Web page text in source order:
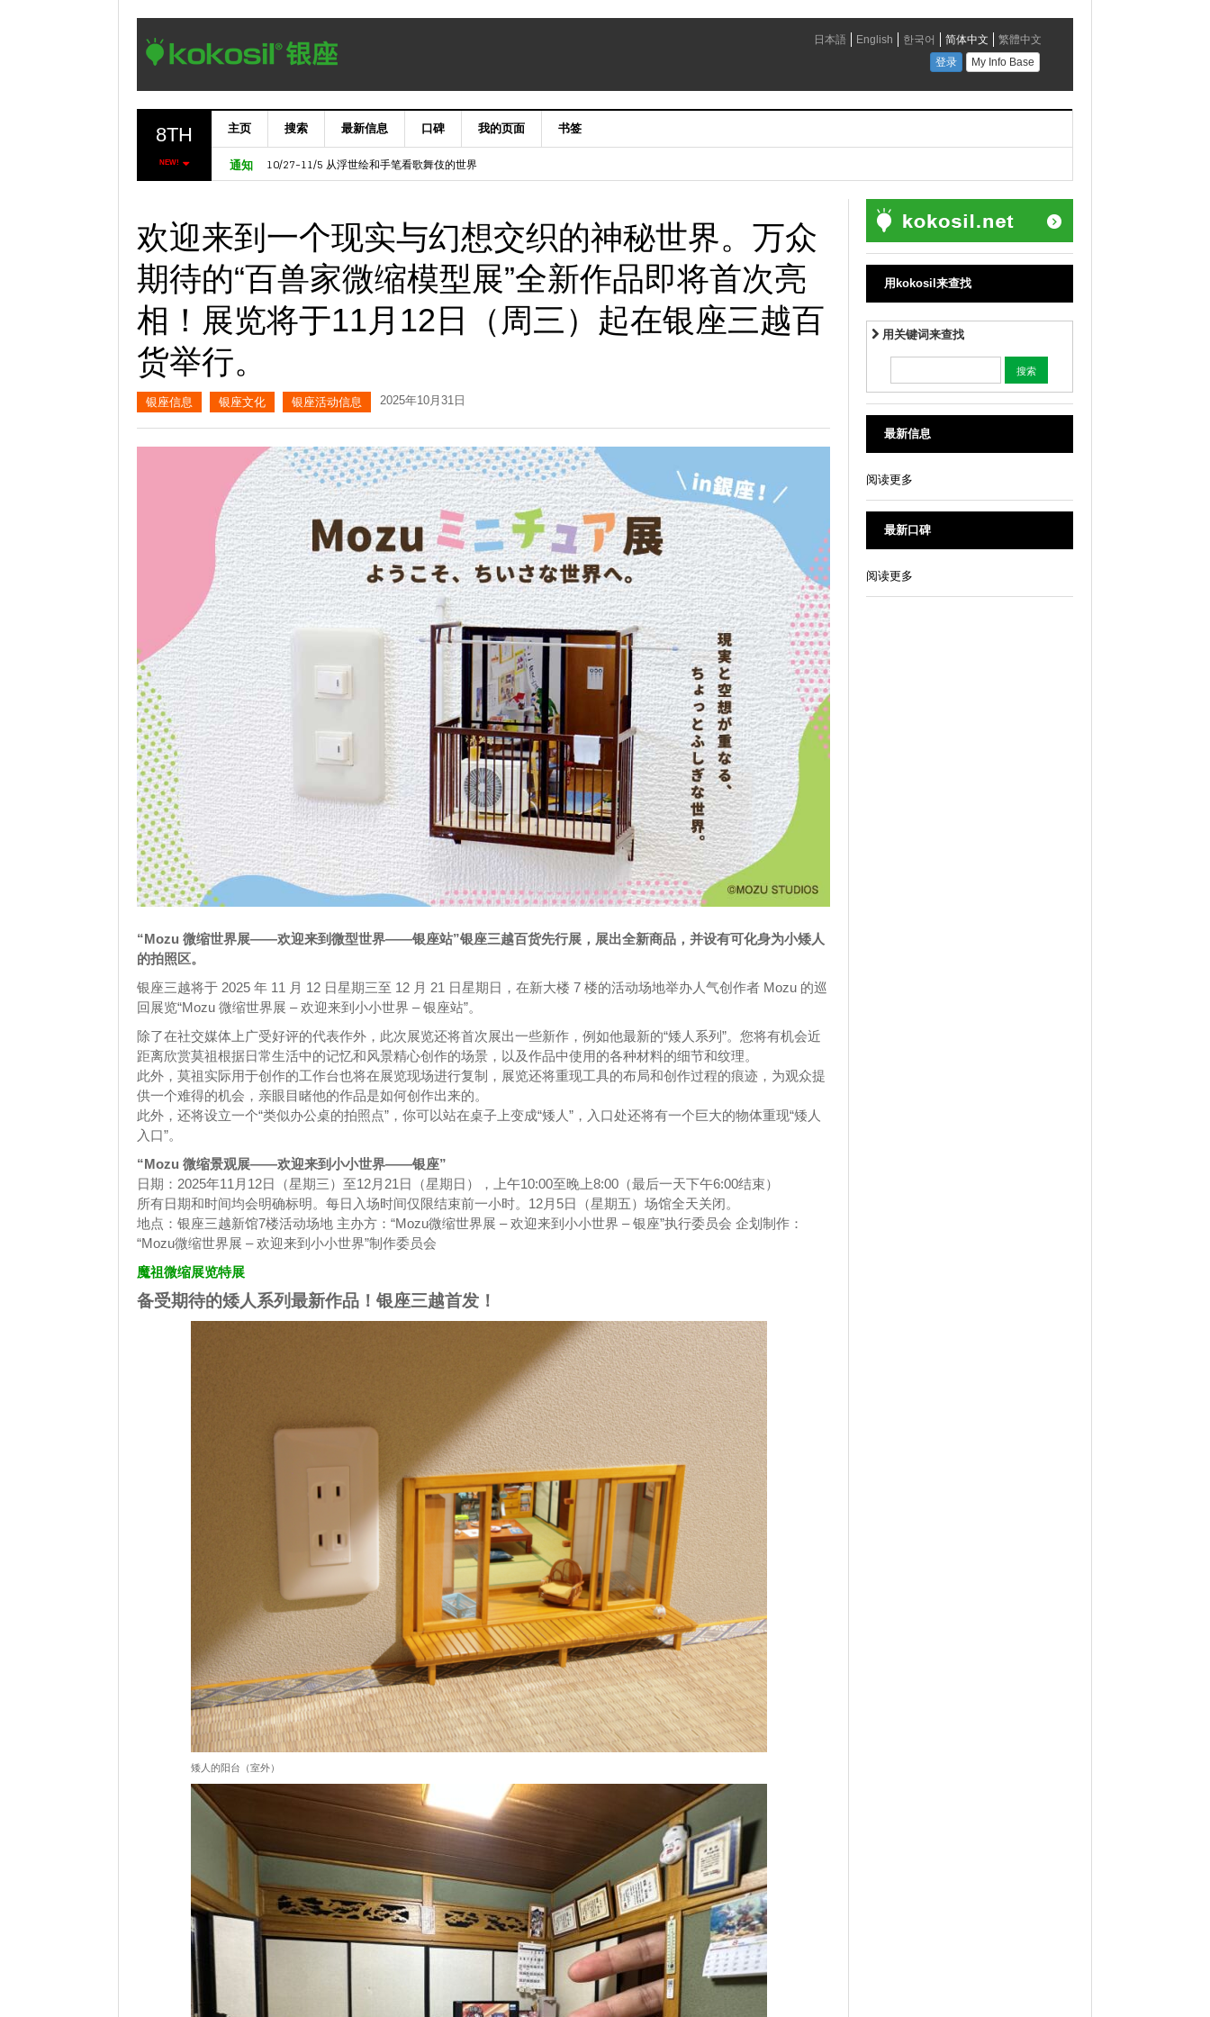
8TH
NEW!
主页 搜索 最新信息 口碑 我的页面 书签
通知
11/6～ 【欧洲七叶树门】Marronniergate CLASSIC&LUXURY X’mas2015
10/27-11/5 从浮世绘和手笔看歌舞伎的世界
欢迎来到一个现实与幻想交织的神秘世界。万众
期待的“百兽家微缩模型展”全新作品即将首次亮
相！展览将于11月12日（周三）起在银座三越百
货举行。
银座信息 银座文化 银座活动信息 2025年10月31日
“Mozu 微缩世界展——欢迎来到微型世界——银座站”银座三越百货先行展，展出全新商品，并设有可化身为小矮人
的拍照区。
银座三越将于 2025 年 11 月 12 日星期三至 12 月 21 日星期日，在新大楼 7 楼的活动场地举办人气创作者 Mozu 的巡
回展览“Mozu 微缩世界展 – 欢迎来到小小世界 – 银座站”。
除了在社交媒体上广受好评的代表作外，此次展览还将首次展出一些新作，例如他最新的“矮人系列”。您将有机会近
距离欣赏莫祖根据日常生活中的记忆和风景精心创作的场景，以及作品中使用的各种材料的细节和纹理。
此外，莫祖实际用于创作的工作台也将在展览现场进行复制，展览还将重现工具的布局和创作过程的痕迹，为观众提
供一个难得的机会，亲眼目睹他的作品是如何创作出来的。
此外，还将设立一个“类似办公桌的拍照点”，你可以站在桌子上变成“矮人”，入口处还将有一个巨大的物体重现“矮人
入口”。
“Mozu 微缩景观展——欢迎来到小小世界——银座”
日期：2025年11月12日（星期三）至12月21日（星期日），上午10:00至晚上8:00（最后一天下午6:00结束）
所有日期和时间均会明确标明。每日入场时间仅限结束前一小时。12月5日（星期五）场馆全天关闭。
地点：银座三越新馆7楼活动场地 主办方：“Mozu微缩世界展 – 欢迎来到小小世界 – 银座”执行委员会 企划制作：
“Mozu微缩世界展 – 欢迎来到小小世界”制作委员会
魔祖微缩展览特展
备受期待的矮人系列最新作品！银座三越首发！
矮人的阳台（室外）
用kokosil来查找
用关键词来查找
最新信息
阅读更多
最新口碑
阅读更多